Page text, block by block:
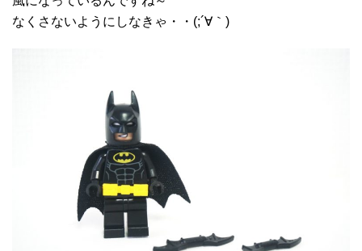
なくさないようにしなきゃ・・(;´∀｀)